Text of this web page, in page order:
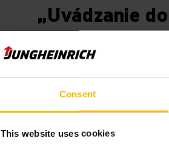
Consent
This website uses cookies
„Uvádzanie
pôvodne
využívať
uvedením do